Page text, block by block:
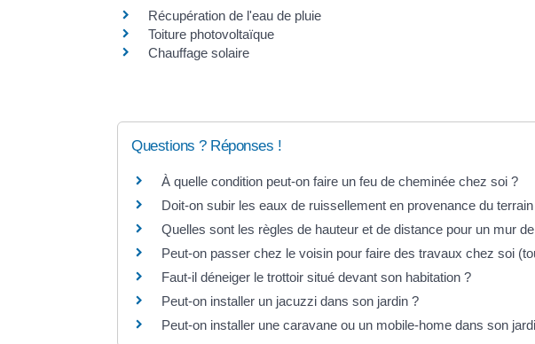
Récupération de l'eau de pluie
Toiture photovoltaïque
Chauffage solaire
Questions ? Réponses !
À quelle condition peut-on faire un feu de cheminée chez soi ?
Doit-on subir les eaux de ruissellement en provenance du
Quelles sont les règles de hauteur et de distance pour un mur
Peut-on passer chez le voisin pour faire des travaux chez soi
Faut-il déneiger le trottoir situé devant son habitation ?
Peut-on installer un jacuzzi dans son jardin ?
Peut-on installer une caravane ou un mobile-home dans son